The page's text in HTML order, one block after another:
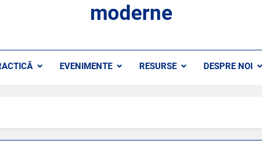
moderne
EVENIMENTE RESURSE DESPRE NOI